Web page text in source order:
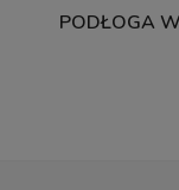
PODŁOGA